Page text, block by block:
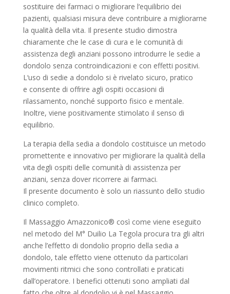
sostituire dei farmaci o migliorare l‘equilibrio dei
pazienti, qualsiasi misura deve contribuire a migliorarne
la qualità della vita. Il presente studio dimostra
chiaramente che le case di cura e le comunità di
assistenza degli anziani possono introdurre le sedie a
dondolo senza controindicazioni e con effetti positivi.
L‘uso di sedie a dondolo si è rivelato sicuro, pratico
e consente di offrire agli ospiti occasioni di
rilassamento, nonché supporto fisico e mentale.
Inoltre, viene positivamente stimolato il senso di
equilibrio.
La terapia della sedia a dondolo costituisce un metodo
promettente e innovativo per migliorare la qualità della
vita degli ospiti delle comunità di assistenza per
anziani, senza dover ricorrere ai farmaci.
Il presente documento è solo un riassunto dello studio
clinico completo.
Il Massaggio Amazzonico® così come viene eseguito
nel metodo del M° Duilio La Tegola procura tra gli altri
anche l’effetto di dondolio proprio della sedia a
dondolo, tale effetto viene ottenuto da particolari
movimenti ritmici che sono controllati e praticati
dall’operatore. I benefici ottenuti sono ampliati dal